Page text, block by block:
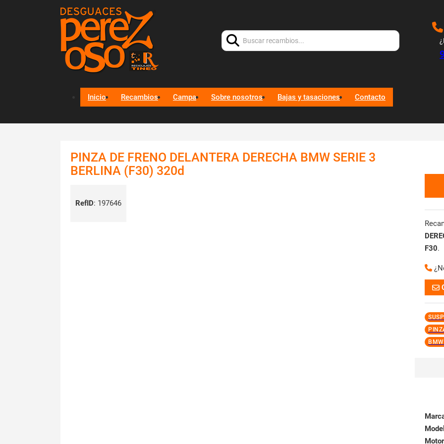
Buscar:
Inicio Recambios Campa Sobre nosotros Bajas y tasaciones Contacto
PINZA DE FRENO DELANTERA DERECHA BMW SERIE 3
BERLINA (F30) 320d
RefID: 197646
F30.
Motor